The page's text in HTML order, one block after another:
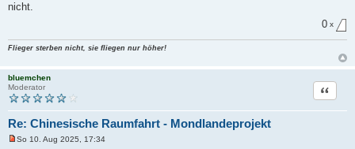
e
n
e
B
e
i
t
g
nicht.
0 x
Flieger sterben nicht, sie fliegen nur höher!
bluemchen
Moderator
Re: Chinesische Raumfahrt - Mondlandeprojekt
Zitat
So 10. Aug 2025, 17:34